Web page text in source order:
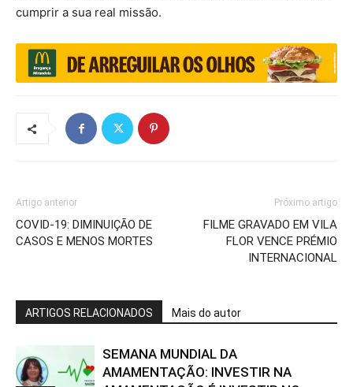
cumprir a sua real missão.
Artigo anterior
COVID-19: DIMINUIÇÃO DE
CASOS E MENOS MORTES
Próximo artigo
FILME GRAVADO EM VILA
FLOR VENCE PRÉMIO
INTERNACIONAL
ARTIGOS RELACIONADOS Mais do autor
SEMANA MUNDIAL DA
AMAMENTAÇÃO: INVESTIR NA